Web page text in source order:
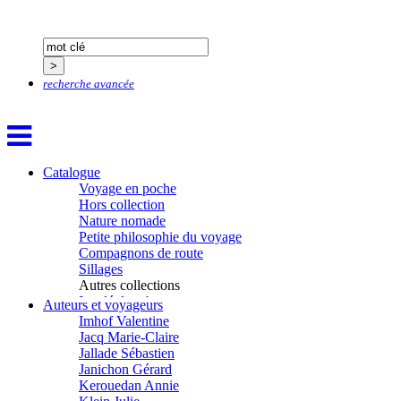
recherche avancée
Catalogue
Voyage en poche
Hors collection
Nature nomade
Petite philosophie du voyage
Compagnons de route
Sillages
Autres collections
La clé des champs
Chemins d’étoiles
Visions
Auteurs et voyageurs
Gras Cédric
Guéguéniat Jean-Yves
Hafez Kim
Halluin Bruno d’
Hardivilliers Albéric d’
Harvey James
Heimburger Mario
Hervouët Tifenn
Houdaille Christophe
Hussain Fawaz
Hussenet Emmanuel
Imhof Valentine
Jacq Marie-Claire
Jallade Sébastien
Janichon Gérard
Kerouedan Annie